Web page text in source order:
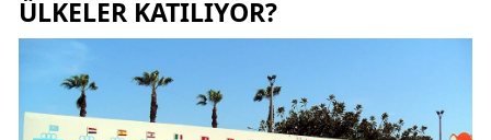
ÜLKELER KATILIYOR?